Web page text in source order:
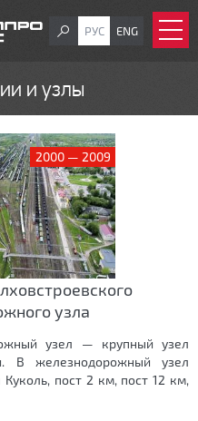
РУС ENG
и узлы
2000 — 2009
узла
узел — крупный узел
В железнодорожный узел
Куколь, пост 2 км, пост 12 км,